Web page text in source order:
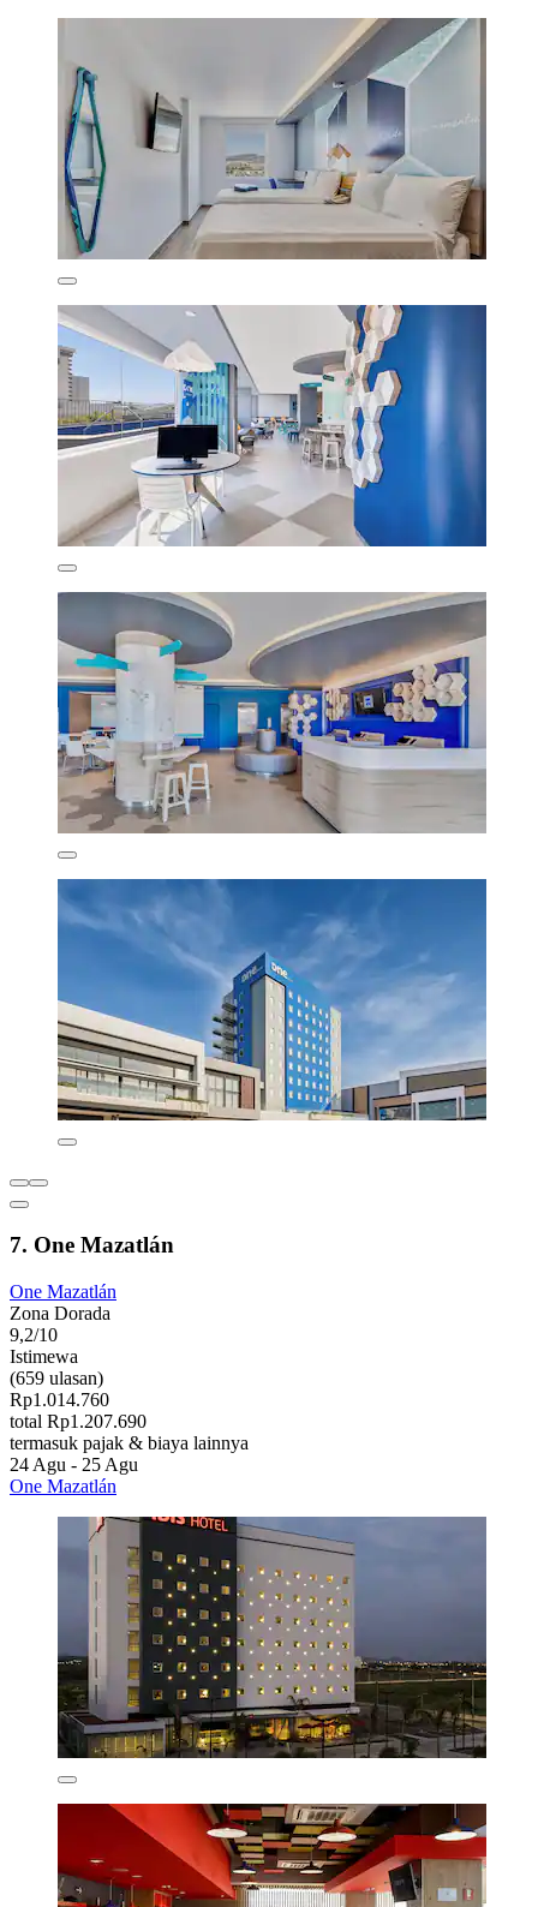
7. One Mazatlán
One Mazatlán
Zona Dorada
9,2/10
Istimewa
(659 ulasan)
Rp1.014.760
total Rp1.207.690
termasuk pajak & biaya lainnya
24 Agu - 25 Agu
One Mazatlán